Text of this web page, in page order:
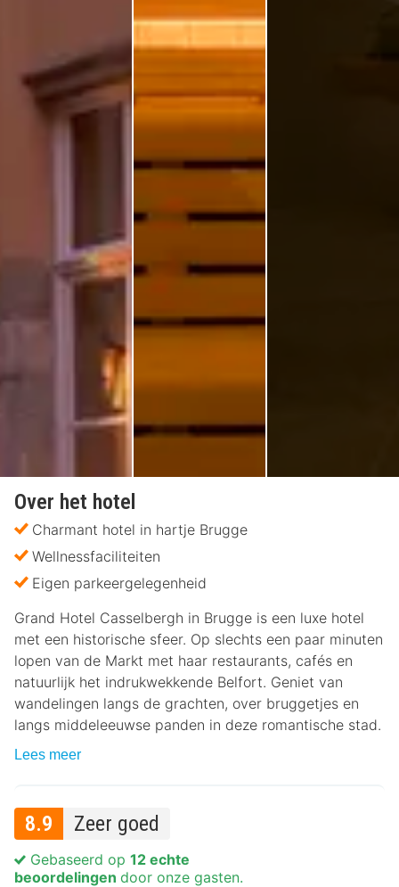
Over het hotel
Charmant hotel in hartje Brugge
Wellnessfaciliteiten
Eigen parkeergelegenheid
Grand Hotel Casselbergh in Brugge is een luxe hotel
met een historische sfeer. Op slechts een paar minuten
lopen van de Markt met haar restaurants, cafés en
natuurlijk het indrukwekkende Belfort. Geniet van
wandelingen langs de grachten, over bruggetjes en
langs middeleeuwse panden in deze romantische stad.
Lees meer
8.9 Zeer goed
Gebaseerd op 12 echte
beoordelingen door onze gasten.